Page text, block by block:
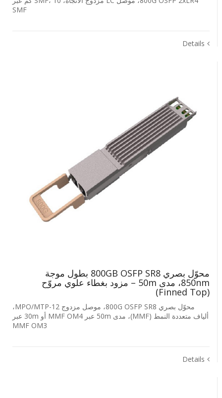
SMF
Details
محوّل بصري 800GB OSFP SR8 بطول موجة
850nm، مدى 50m – مزود بغطاء علوي مروّح
(Finned Top)
محوّل بصري 800G OSFP SR8، موصل مزدوج MPO/MTP-12،
ألياف متعددة النمط (MMF)، مدى 50m عبر MMF OM4 أو 30m عبر
MMF OM3
Details